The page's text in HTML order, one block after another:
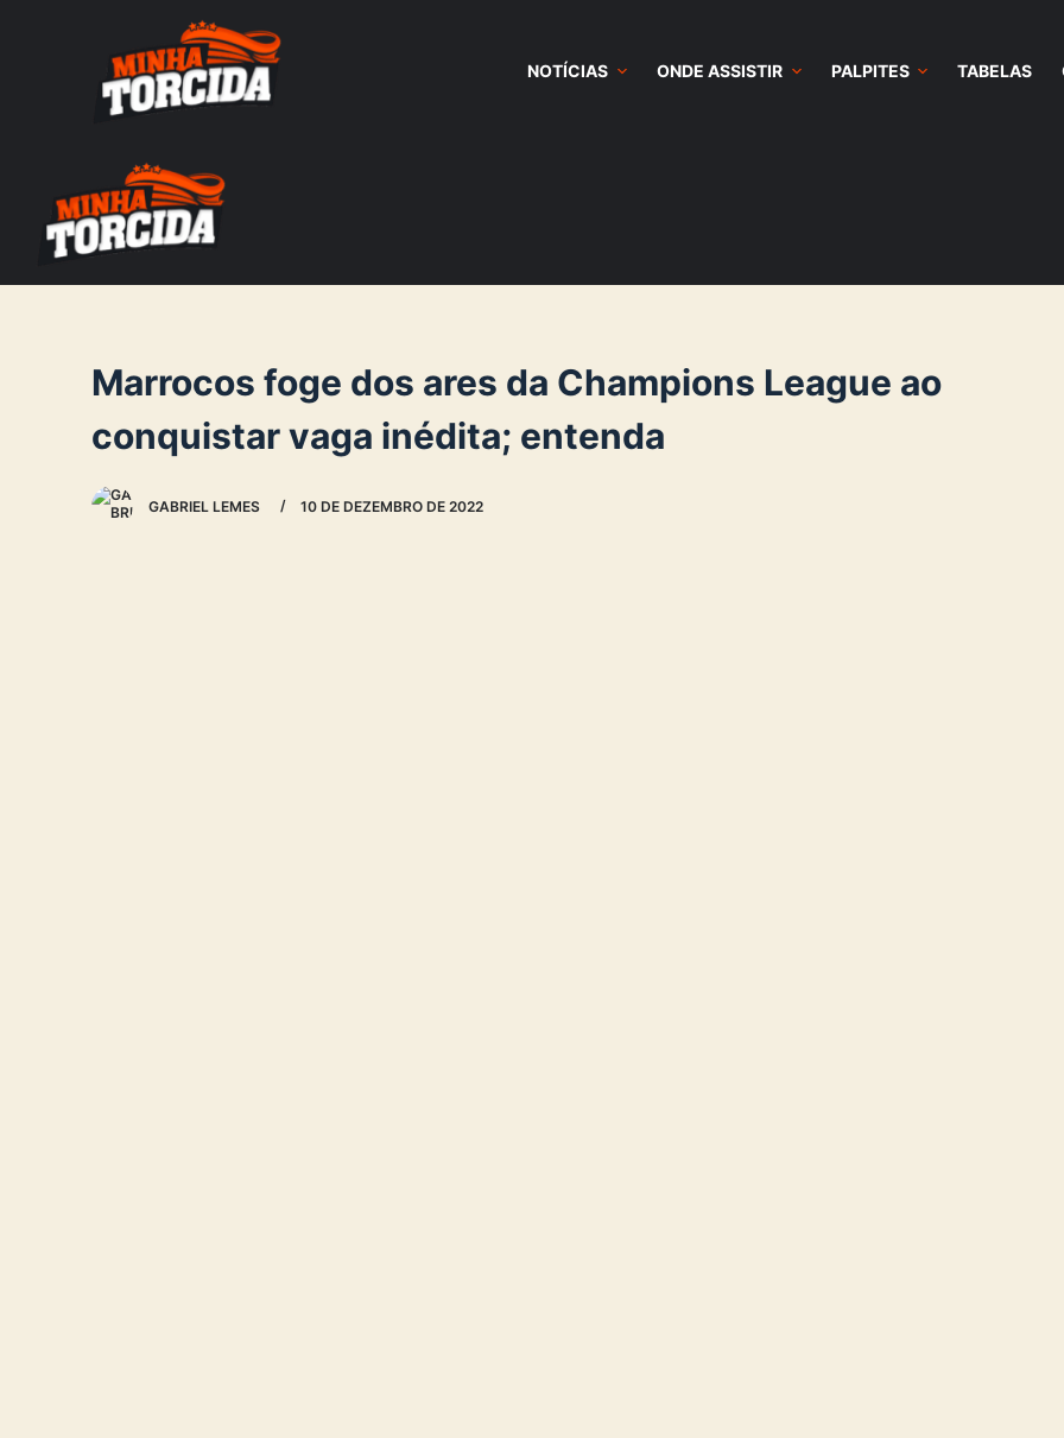
NOTÍCIAS ONDE ASSISTIR PALPITES TABELAS
Marrocos foge dos ares da Champions League ao
conquistar vaga inédita; entenda
GABRIEL LEMES 10 DE DEZEMBRO DE 2022